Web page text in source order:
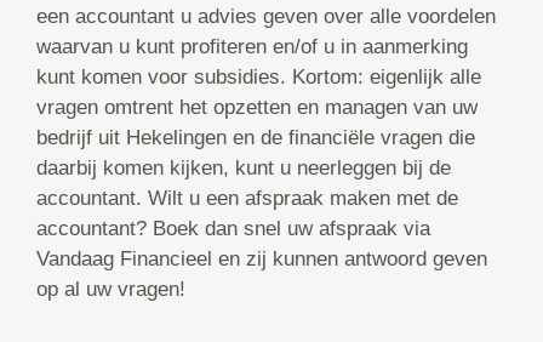
een accountant u advies geven over alle voordelen
waarvan u kunt profiteren en/of u in aanmerking
kunt komen voor subsidies. Kortom: eigenlijk alle
vragen omtrent het opzetten en managen van uw
bedrijf uit Hekelingen en de financiële vragen die
daarbij komen kijken, kunt u neerleggen bij de
accountant. Wilt u een afspraak maken met de
accountant? Boek dan snel uw afspraak via
Vandaag Financieel en zij kunnen antwoord geven
op al uw vragen!